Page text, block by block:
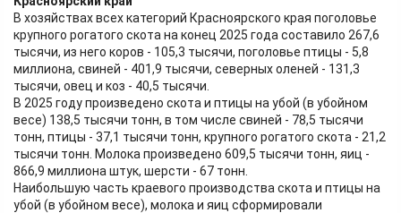
В хозяйствах всех категорий Красноярского края поголовье
крупного рогатого скота на конец 2025 года составило 267,6
тысячи, из него коров - 105,3 тысячи, поголовье птицы - 5,8
миллиона, свиней - 401,9 тысячи, северных оленей - 131,3
тысячи, овец и коз - 40,5 тысячи.
В 2025 году произведено скота и птицы на убой (в убойном
весе) 138,5 тысячи тонн, в том числе свиней - 78,5 тысячи
тонн, птицы - 37,1 тысячи тонн, крупного рогатого скота - 21,2
тысячи тонн. Молока произведено 609,5 тысячи тонн, яиц -
866,9 миллиона штук, шерсти - 67 тонн.
Наибольшую часть краевого производства скота и птицы на
убой (в убойном весе), молока и яиц сформировали